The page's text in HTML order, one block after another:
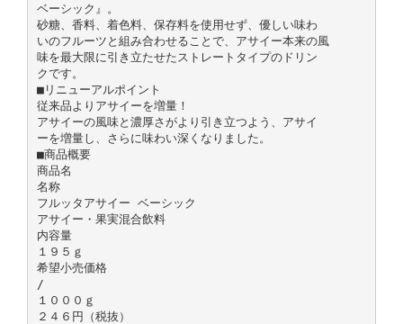
ベーシック』。
砂糖、香料、着色料、保存料を使用せず、優しい味わ
いのフルーツと組み合わせることで、アサイー本来の風
味を最大限に引き立たせたストレートタイプのドリン
クです。
■リニューアルポイント
従来品よりアサイーを増量！
アサイーの風味と濃厚さがより引き立つよう、アサイ
ーを増量し、さらに味わい深くなりました。
■商品概要
商品名
名称
フルッタアサイー ベーシック
アサイー・果実混合飲料
内容量
１９５ｇ
希望小売価格
/
１０００ｇ
２４６円（税抜）